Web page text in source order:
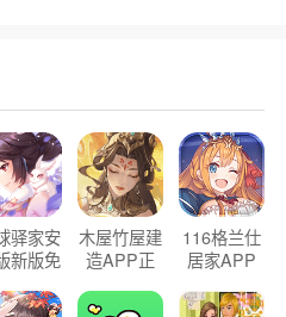
驿家安
新版免
木屋竹屋建
造APP正
116格兰仕
居家APP